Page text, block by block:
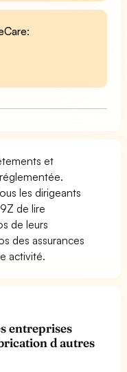
:
et
les dirigeants
de lire
de leurs
des assurances
activité.
entreprises
d autres